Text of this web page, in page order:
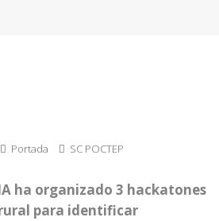
Portada SC POCTEP
ha organizado 3 hackatones
para identificar